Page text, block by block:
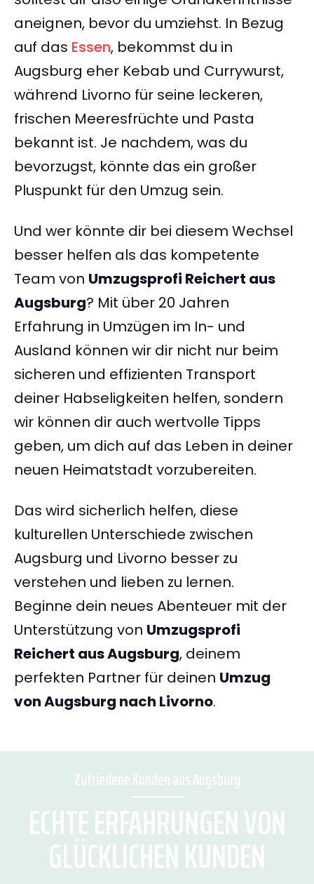
aneignen, bevor du umziehst. In Bezug
auf das Essen, bekommst du in
Augsburg eher Kebab und Currywurst,
während Livorno für seine leckeren,
frischen Meeresfrüchte und Pasta
bekannt ist. Je nachdem, was du
bevorzugst, könnte das ein großer
Pluspunkt für den Umzug sein.
Und wer könnte dir bei diesem Wechsel
besser helfen als das kompetente
Team von Umzugsprofi Reichert aus
Augsburg? Mit über 20 Jahren
Erfahrung in Umzügen im In- und
Ausland können wir dir nicht nur beim
sicheren und effizienten Transport
deiner Habseligkeiten helfen, sondern
wir können dir auch wertvolle Tipps
geben, um dich auf das Leben in deiner
neuen Heimatstadt vorzubereiten.
Das wird sicherlich helfen, diese
kulturellen Unterschiede zwischen
Augsburg und Livorno besser zu
verstehen und lieben zu lernen.
Beginne dein neues Abenteuer mit der
Unterstützung von Umzugsprofi
Reichert aus Augsburg, deinem
perfekten Partner für deinen Umzug
von Augsburg nach Livorno.
Zufriedene Kunden aus Augsburg
ECHTE ERFAHRUNGEN VON
GLÜCKLICHEN KUNDEN